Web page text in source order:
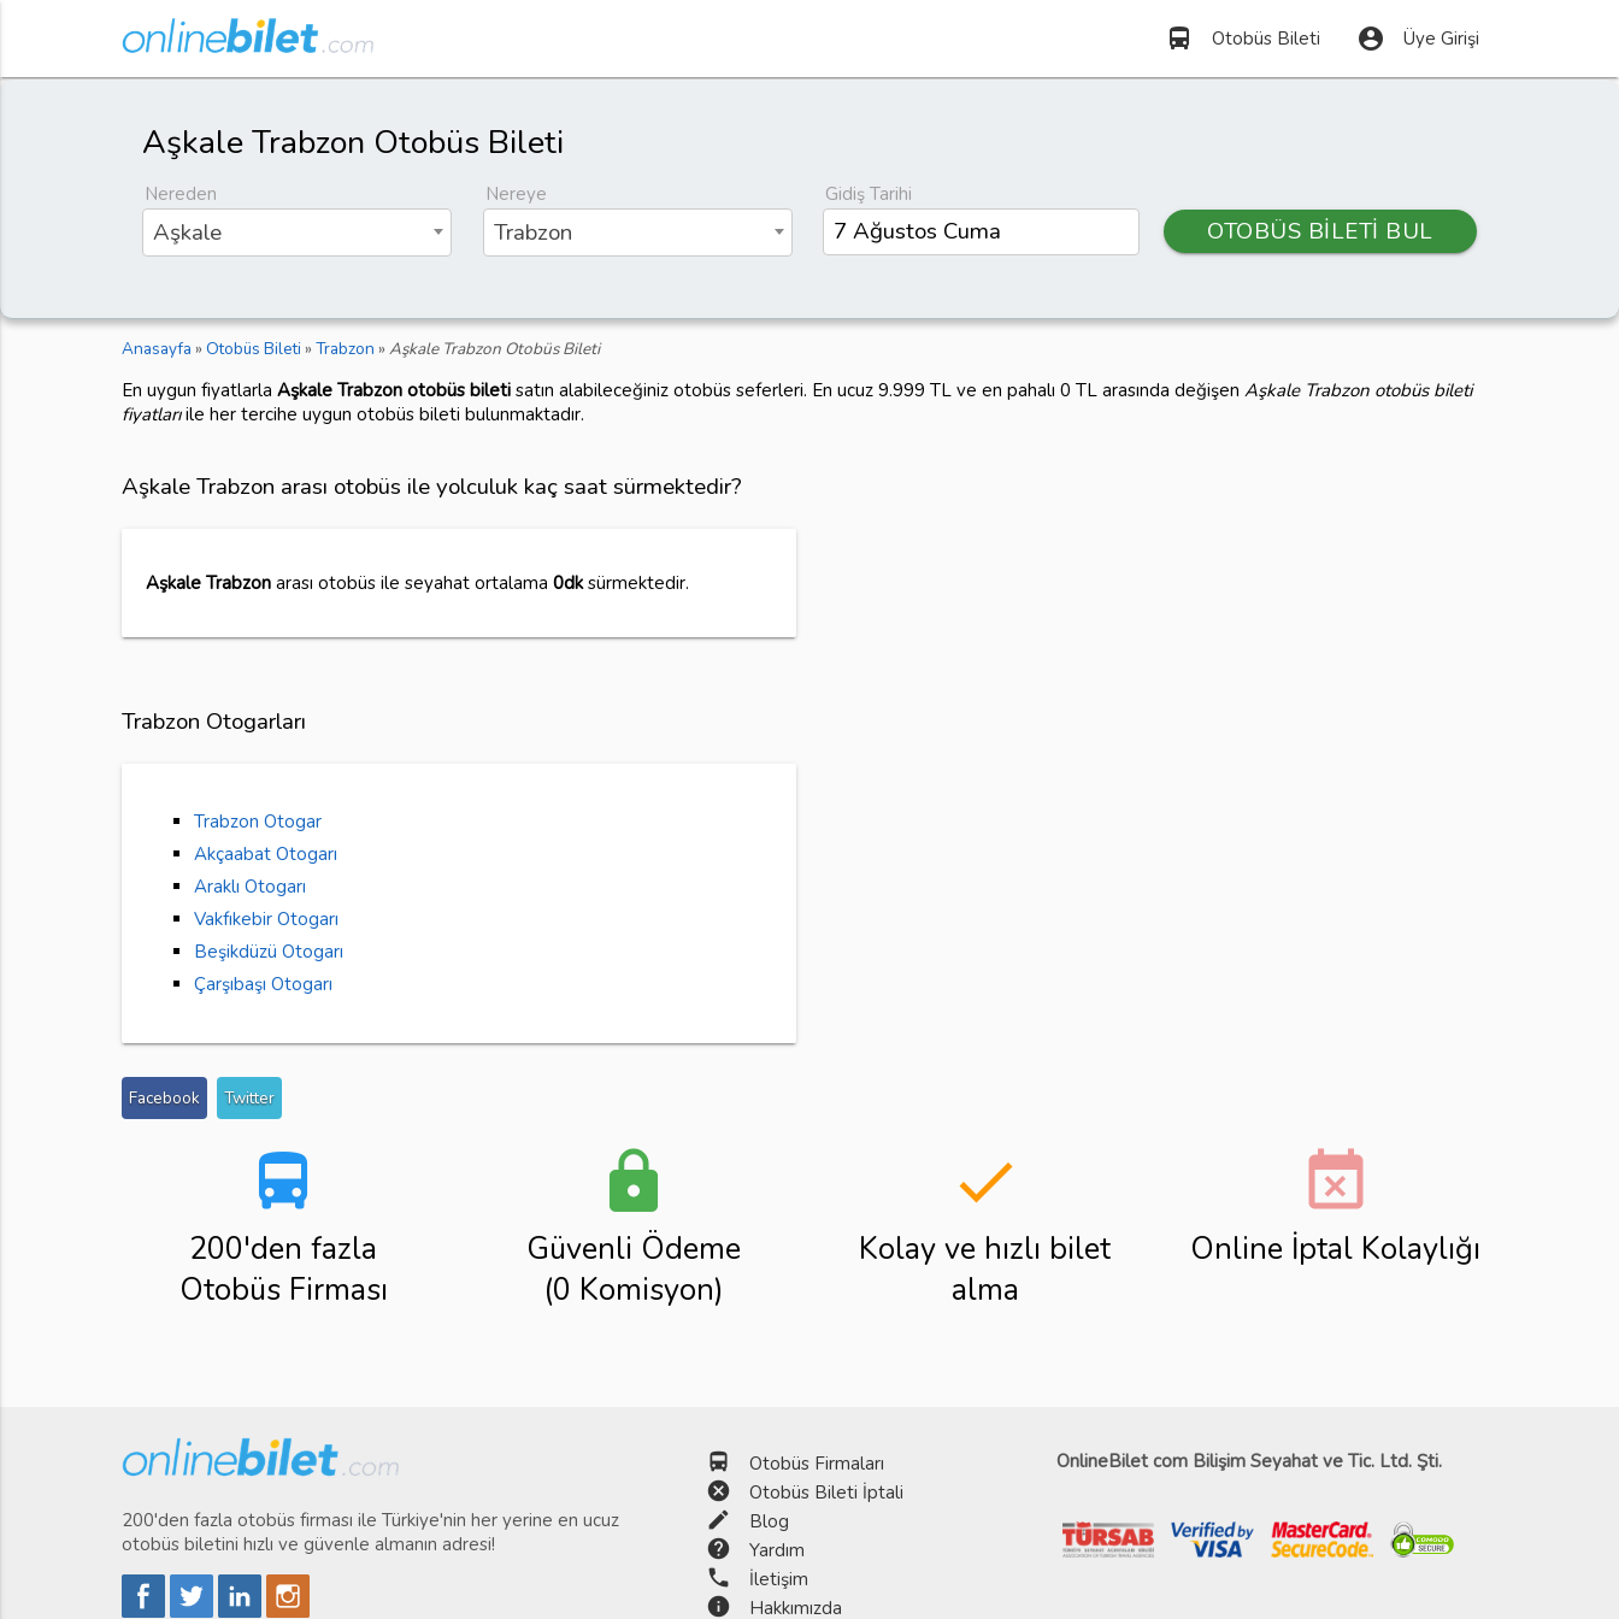
directions_bus Otobüs Bileti account_circle Üye Girişi
Aşkale Trabzon Otobüs Bileti
Nereden
Aşkale
Nereye
Trabzon
Gidiş Tarihi
OTOBÜS BİLETİ BUL
Anasayfa » Otobüs Bileti » Trabzon » Aşkale Trabzon Otobüs Bileti
En uygun fiyatlarla Aşkale Trabzon otobüs biletisatın alabileceğiniz otobüs seferleri. En ucuz 9.999 TL ve en pahalı 0 TL arasında değişen Aşkale Trabzon otobüs bileti
fiyatlarıile her tercihe uygun otobüs bileti bulunmaktadır.
Aşkale Trabzon arası otobüs ile yolculuk kaç saat sürmektedir?
Aşkale Trabzonarası otobüs ile seyahat ortalama 0dksürmektedir.
Trabzon Otogarları
Trabzon Otogar
Akçaabat Otogarı
Araklı Otogarı
Vakfıkebir Otogarı
Beşikdüzü Otogarı
Çarşıbaşı Otogarı
Facebook Twitter
directions_bus
200'den fazla
Otobüs Firması
lock
Güvenli Ödeme
(0 Komisyon)
done
Kolay ve hızlı bilet
alma
event_busy
Online İptal Kolaylığı
200'den fazla otobüs firması ile Türkiye'nin her yerine en ucuz
otobüs biletini hızlı ve güvenle almanın adresi!
directions_bus Otobüs Firmaları
cancel Otobüs Bileti İptali
edit Blog
help Yardım
phone İletişim
info Hakkımızda
OnlineBilet com Bilişim Seyahat ve Tic. Ltd. Şti.